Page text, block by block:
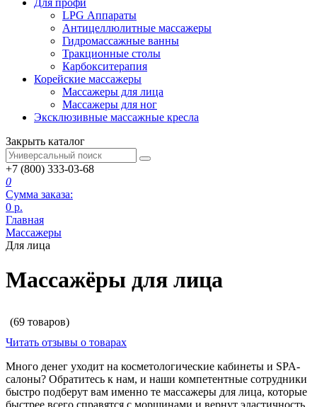
LPG Аппараты
Антицеллюлитные массажеры
Гидромассажные ванны
Тракционные столы
Карбокситерапия
Корейские массажеры
Массажеры для лица
Массажеры для ног
Эксклюзивные массажные кресла
Закрыть каталог
+7 (800) 333-03-68
0
Сумма заказа:
0 р.
Главная
Массажеры
Для лица
Массажёры для лица
(69 товаров)
Читать отзывы о товарах
Много денег уходит на косметологические кабинеты и SPA-
салоны? Обратитесь к нам, и наши компетентные сотрудники
быстро подберут вам именно те массажеры для лица, которые